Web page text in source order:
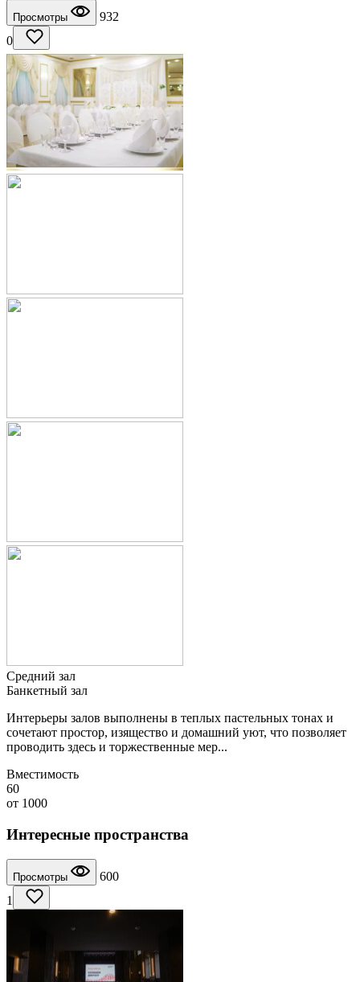
Просмотры
932
0
Средний зал
Банкетный зал
Интерьеры залов выполнены в теплых пастельных тонах и
сочетают простор, изящество и домашний уют, что позволяет
проводить здесь и торжественные мер...
Вместимость
60
от 1000
Интересные пространства
Просмотры
600
1